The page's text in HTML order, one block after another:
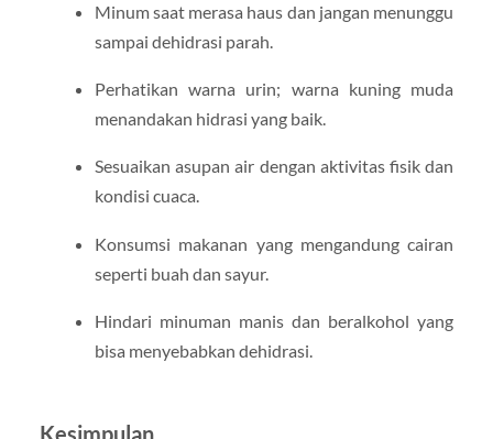
Minum saat merasa haus dan jangan menunggu
sampai dehidrasi parah.
Perhatikan warna urin; warna kuning muda
menandakan hidrasi yang baik.
Sesuaikan asupan air dengan aktivitas fisik dan
kondisi cuaca.
Konsumsi makanan yang mengandung cairan
seperti buah dan sayur.
Hindari minuman manis dan beralkohol yang
bisa menyebabkan dehidrasi.
Kesimpulan